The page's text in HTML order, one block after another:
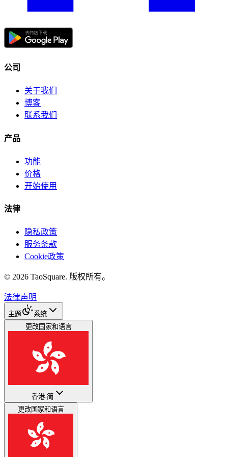
公司
关于我们
博客
联系我们
产品
功能
价格
开始使用
法律
隐私政策
服务条款
Cookie政策
© 2026 TaoSquare. 版权所有。
法律声明
主题
系统
更改国家和语言
香港·简
更改国家和语言